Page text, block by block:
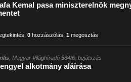
Kemal pasa miniszterelnök
0hozzászólás 1 megosztás
, Magyar Világhíradó 584/6. bejátszás
alkotmány aláírása